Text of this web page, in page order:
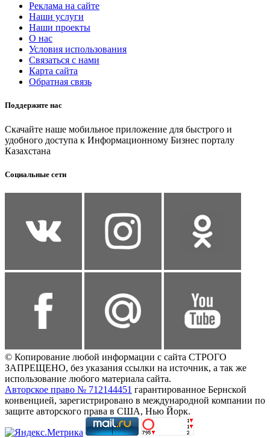
Реклама на сайте
Наши услуги
Наши проекты
О нас
Условия использования
Связаться с нами
Карта сайта
Обратная связь
Поддержите нас
Скачайте наше мобильное приложение для быстрого и
удобного доступа к Информационному Бизнес порталу
Казахстана
Социальные сети
© Копирование любой информации с сайта СТРОГО
ЗАПРЕЩЕНО, без указания ссылки на источник, а так же
использование любого материала сайта.
Авторское право № 712144451 гарантированное Бернской
конвенцией, зарегистрировано в международной компании по
защите авторского права в США, Нью Йорк.